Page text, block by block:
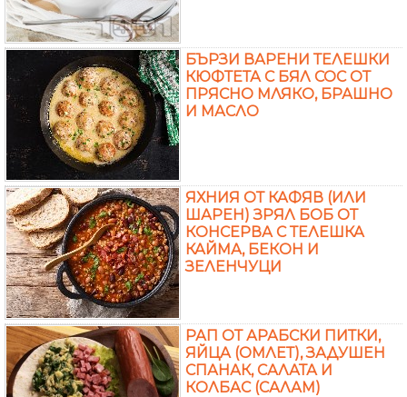
БЪРЗИ ВАРЕНИ ТЕЛЕШКИ
КЮФТЕТА С БЯЛ СОС ОТ
ПРЯСНО МЛЯКО, БРАШНО
И МАСЛО
ЯХНИЯ ОТ КАФЯВ (ИЛИ
ШАРЕН) ЗРЯЛ БОБ ОТ
КОНСЕРВА С ТЕЛЕШКА
КАЙМА, БЕКОН И
ЗЕЛЕНЧУЦИ
РАП ОТ АРАБСКИ ПИТКИ,
ЯЙЦА (ОМЛЕТ), ЗАДУШЕН
СПАНАК, САЛАТА И
КОЛБАС (САЛАМ)